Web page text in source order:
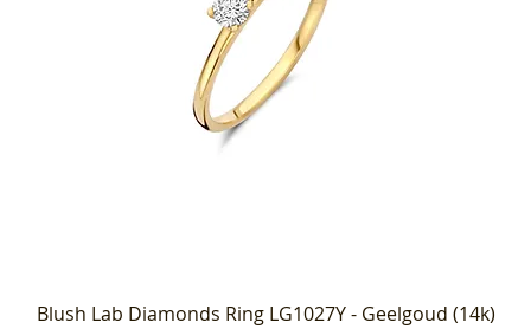
Blush Lab Diamonds Ring LG1027Y - Geelgoud (14k)